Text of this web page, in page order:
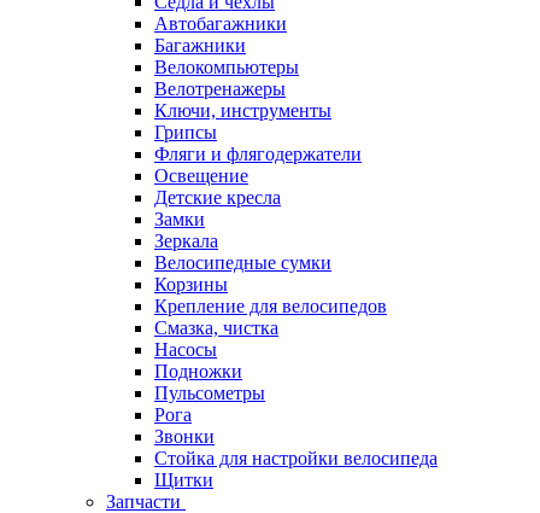
Автобагажники
Багажники
Велокомпьютеры
Велотренажеры
Ключи, инструменты
Грипсы
Фляги и флягодержатели
Освещение
Детские кресла
Замки
Зеркала
Велосипедные сумки
Корзины
Крепление для велосипедов
Смазка, чистка
Насосы
Подножки
Пульсометры
Рога
Звонки
Стойка для настройки велосипеда
Щитки
Запчасти